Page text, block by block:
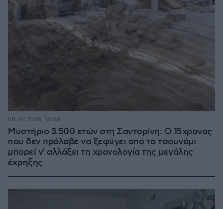
Μυστήριο 3.500 ετών στη Σαντορίνη: Ο 15χρονος
που δεν πρόλαβε να ξεφύγει από το τσουνάμι
μπορεί ν' αλλάξει τη χρονολογία της μεγάλης
έκρηξης
08.08.2026, 18:08